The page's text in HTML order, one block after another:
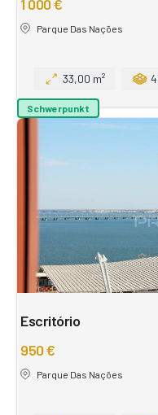
1 000 €
Parque Das Nações
33,00 m²
Schwerpunkt
Escritório
950 €
Parque Das Nações